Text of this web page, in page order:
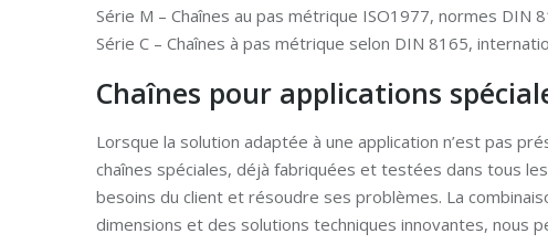
Série M – Chaînes au pas métrique ISO1977, normes DIN
Série C – Chaînes à pas métrique selon DIN 8165,
Chaînes pour applications
Lorsque la solution adaptée à une application n’est pas
chaînes spéciales, déjà fabriquées et testées dans tous
besoins du client et résoudre ses problèmes. La
dimensions et des solutions techniques innovantes, nous